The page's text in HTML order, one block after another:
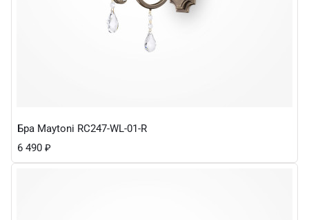
Бра Maytoni RC247-WL-01-R
6 490 ₽